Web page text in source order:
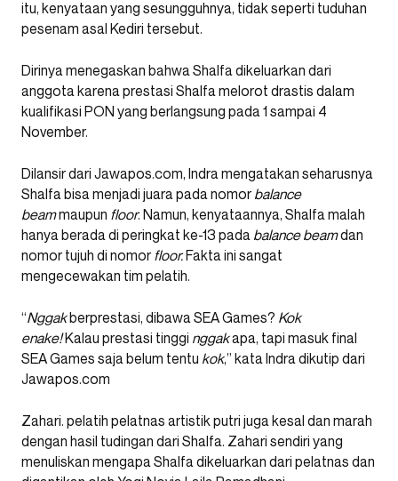
itu, kenyataan yang sesungguhnya, tidak seperti tuduhan
pesenam asal Kediri tersebut.
Dirinya menegaskan bahwa Shalfa dikeluarkan dari
anggota karena prestasi Shalfa melorot drastis dalam
kualifikasi PON yang berlangsung pada 1 sampai 4
November.
Dilansir dari Jawapos.com, Indra mengatakan seharusnya
Shalfa bisa menjadi juara pada nomor balance
beammaupun floor. Namun, kenyataannya, Shalfa malah
hanya berada di peringkat ke-13 pada balance beamdan
nomor tujuh di nomor floor.Fakta ini sangat
mengecewakan tim pelatih.
“Nggakberprestasi, dibawa SEA Games? Kok
enake!Kalau prestasi tinggi nggakapa, tapi masuk final
SEA Games saja belum tentu kok,” kata Indra dikutip dari
Jawapos.com
Zahari. pelatih pelatnas artistik putri juga kesal dan marah
dengan hasil tudingan dari Shalfa. Zahari sendiri yang
menuliskan mengapa Shalfa dikeluarkan dari pelatnas dan